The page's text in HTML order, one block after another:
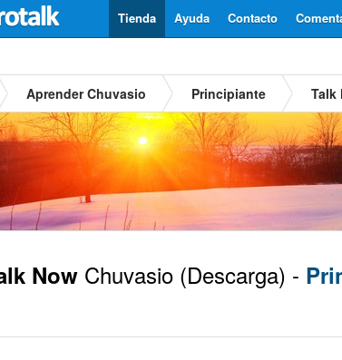
Contacto
Ayuda
Tienda
Aprender Chuvasio Principiante Talk
Now Chuvasio (Descarga) -